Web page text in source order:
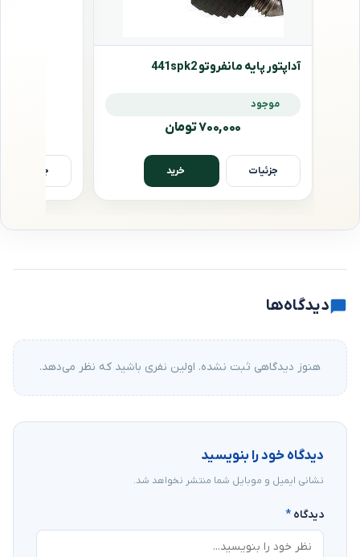
آداپتور پایه مانفروتو 441spk2
موجود
۷۰۰,۰۰۰ تومان
جزئیات خرید جزئیات
دیدگاه‌ها
هنوز دیدگاهی ثبت نشده. اولین نفری باشید که نظر می‌دهد.
دیدگاه خود را بنویسید
نشانی ایمیل و موبایل شما منتشر نخواهد شد.
دیدگاه *